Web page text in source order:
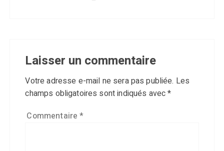
Laisser un commentaire
Votre adresse e-mail ne sera pas publiée. Les
champs obligatoires sont indiqués avec*
Commentaire*